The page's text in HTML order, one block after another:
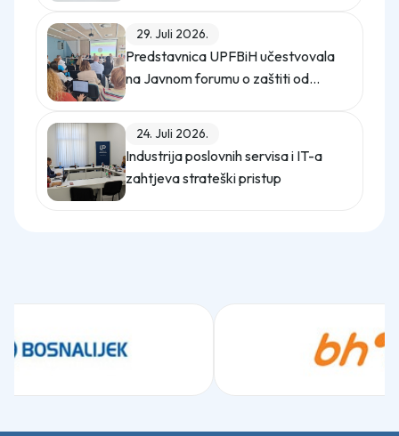
29. Juli 2026.
Predstavnica UPFBiH učestvovala
na Javnom forumu o zaštiti od
24. Juli 2026.
Industrija poslovnih servisa i IT-a
zahtjeva strateški pristup